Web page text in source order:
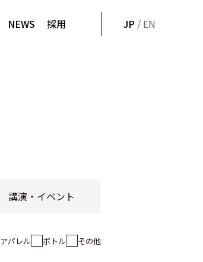
NEWS 採用 JP / EN
講演・イベント
アパレル ボトル その他